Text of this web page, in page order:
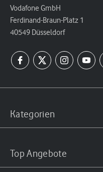
Vodafone GmbH
Ferdinand-Braun-Platz 1
40549 Düsseldorf
Kategorien
Top Angebote